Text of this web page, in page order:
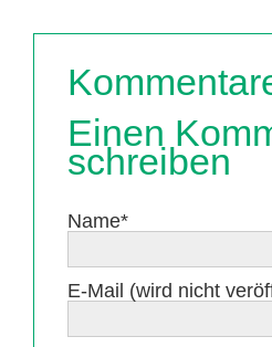
Einen
schreiben
Pflichtfeld
Name*
Pflichtfeld
E-Mail (wird nicht